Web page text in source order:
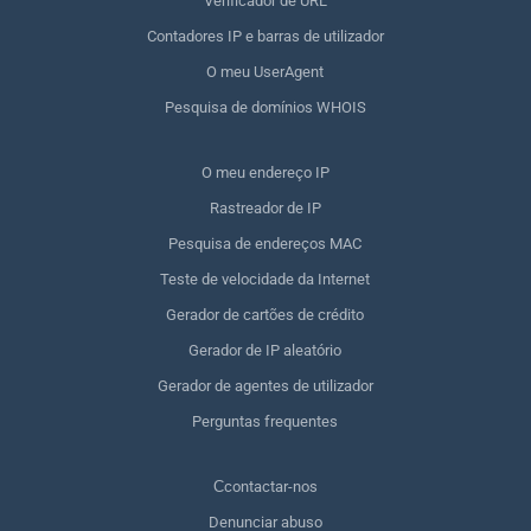
Contadores IP e barras de utilizador
O meu UserAgent
Pesquisa de domínios WHOIS
O meu endereço IP
Rastreador de IP
Pesquisa de endereços MAC
Teste de velocidade da Internet
Gerador de cartões de crédito
Gerador de IP aleatório
Gerador de agentes de utilizador
Perguntas frequentes
Сcontactar-nos
Denunciar abuso